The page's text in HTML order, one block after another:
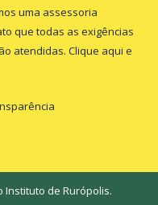
uma assessoria
que todas as exigências
atendidas. Clique aqui e
de Rurópolis.